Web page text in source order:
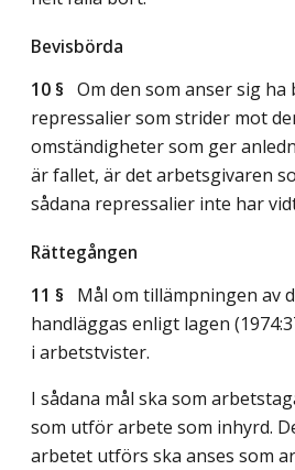
Bevisbörda
10 § Om den som anser sig
repressalier som strider mot
omständigheter som ger
är fallet, är det arbetsgivaren
sådana repressalier inte har
Rättegången
11 § Mål om tillämpningen av
handläggas enligt lagen
i arbetstvister.
I sådana mål ska som
som utför arbete som inhyrd.
arbetet utförs ska anses som